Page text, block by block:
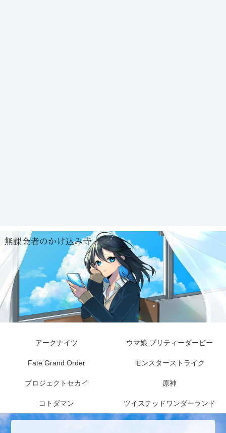
アークナイツ ウマ娘 プリティーダービー
Fate Grand Order モンスターストライク
プロジェクトセカイ 原神
コトダマン ツイステッドワンダーランド